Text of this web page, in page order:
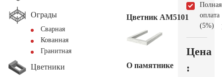
Ограды
Сварная
Кованная
Гранитная
Цветники
Цветник АМ5101
О памятнике
Полная
оплата
(5%)
Цена
: